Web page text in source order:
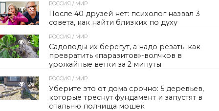
36
РОССИЯ / МИР
После 40 друзей нет: психолог назвал 3
совета, как найти близких по духу
45
РОССИЯ / МИР
Садоводы их берегут, а надо резать: как
превратить «паразитов»-волчков в
урожайные ветки за 2 минуты
26
РОССИЯ / МИР
Уберите это от дома срочно: 5 деревьев,
которые треснут фундамент и запустят в
спальню полчища мошек